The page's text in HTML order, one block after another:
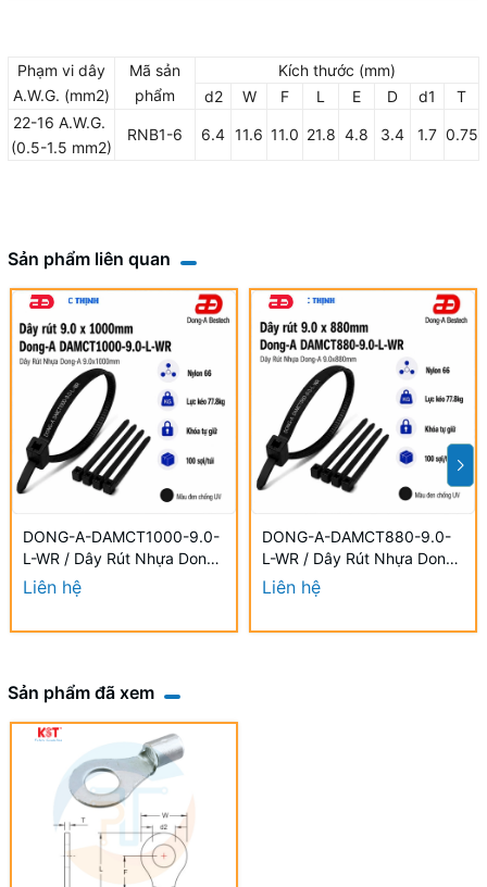
Phạm vi dây
A.W.G. (mm2)
Mã sản
phẩm
Kích thước (mm)
d2
W F L E D d1
T
22-16 A.W.G.
(0.5-1.5 mm2)
RNB1-6 6.4 11.6 11.0 21.8 4.8 3.4 1.7 0.75
Sản phẩm liên quan
DONG-A-DAMCT1000-9.0-
L-WR / Dây Rút Nhựa Dong-
A 9.0×1000mm Chống UV
Liên hệ
DONG-A-DAMCT880-9.0-
L-WR / Dây Rút Nhựa Dong-
A 9.0×880mm Chống UV
Liên hệ
Sản phẩm đã xem